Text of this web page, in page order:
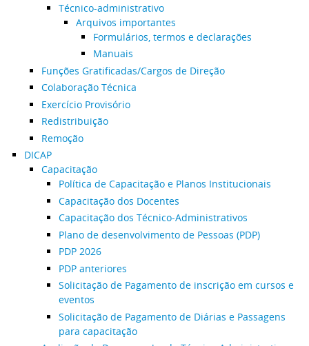
Técnico-administrativo
Arquivos importantes
Formulários, termos e declarações
Manuais
Funções Gratificadas/Cargos de Direção
Colaboração Técnica
Exercício Provisório
Redistribuição
Remoção
DICAP
Capacitação
Política de Capacitação e Planos Institucionais
Capacitação dos Docentes
Capacitação dos Técnico-Administrativos
Plano de desenvolvimento de Pessoas (PDP)
PDP 2026
PDP anteriores
Solicitação de Pagamento de inscrição em cursos e
eventos
Solicitação de Pagamento de Diárias e Passagens
para capacitação